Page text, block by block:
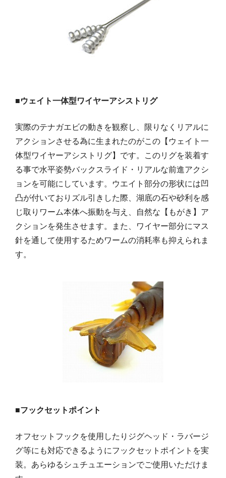
■ウェイト一体型ワイヤーアシストリグ
実際のテナガエビの動きを観察し、限りなくリアルに
アクションさせる為に生まれたのがこの【ウェイト一
体型ワイヤーアシストリグ】です。このリグを装着す
る事で水平姿勢バックスライド・リアルな前進アクシ
ョンを可能にしています。ウエイト部分の形状には凹
凸が付いておりズル引きした際、湖底の石や砂利を感
じ取りワーム本体へ振動を与え、自然な【もがき】ア
クションを発生させます。また、ワイヤー部分にマス
針を通して使用するためワームの消耗率も抑えられま
す。
■フックセットポイント
オフセットフックを使用したりジグヘッド・ラバージ
グ等にも対応できるようにフックセットポイントを実
装。あらゆるシュチュエーションでご使用いただけま